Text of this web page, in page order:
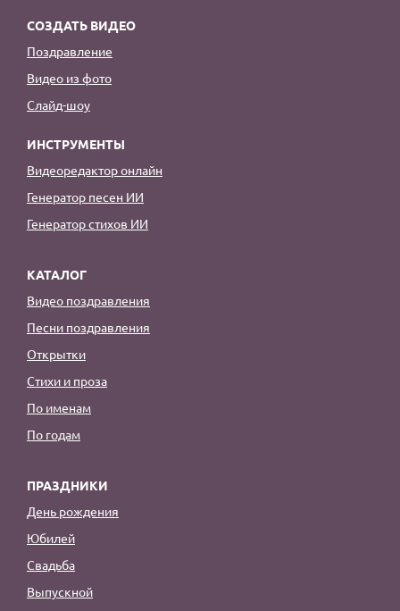
СОЗДАТЬ ВИДЕО
Поздравление
Видео из фото
Слайд-шоу
ИНСТРУМЕНТЫ
Видеоредактор онлайн
Генератор песен ИИ
Генератор стихов ИИ
КАТАЛОГ
Видео поздравления
Песни поздравления
Открытки
Стихи и проза
По именам
По годам
ПРАЗДНИКИ
День рождения
Юбилей
Свадьба
Выпускной